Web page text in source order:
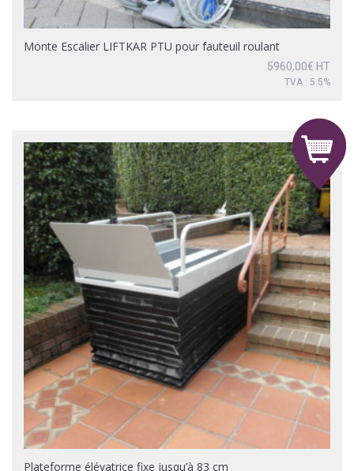
Monte Escalier LIFTKAR PTU pour fauteuil roulant
5960,00€ HT
TVA : 5.5%
Plateforme élévatrice fixe jusqu’à 83 cm